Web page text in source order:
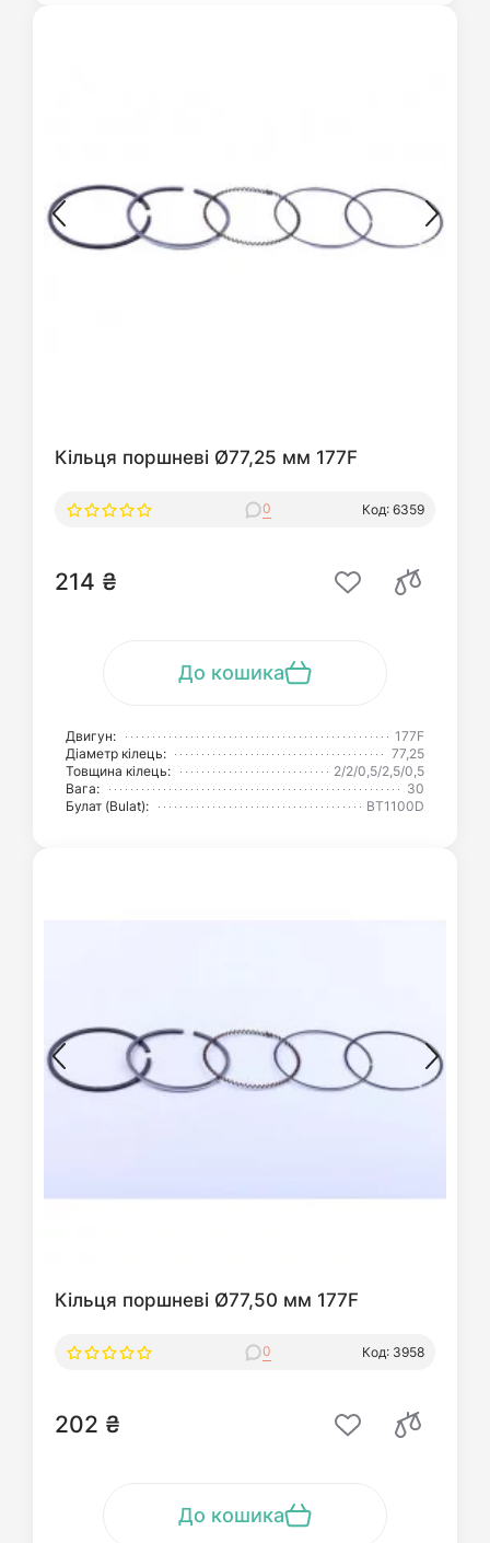
Кільця поршневі Ø77,25 мм 177F
0 Код: 6359
214 ₴
До кошика
Двигун:
177F
Діаметр кілець:
77,25
Товщина кілець:
2/2/0,5/2,5/0,5
Вага:
30
Булат (Bulat):
BT1100D
Кільця поршневі Ø77,50 мм 177F
0 Код: 3958
202 ₴
До кошика